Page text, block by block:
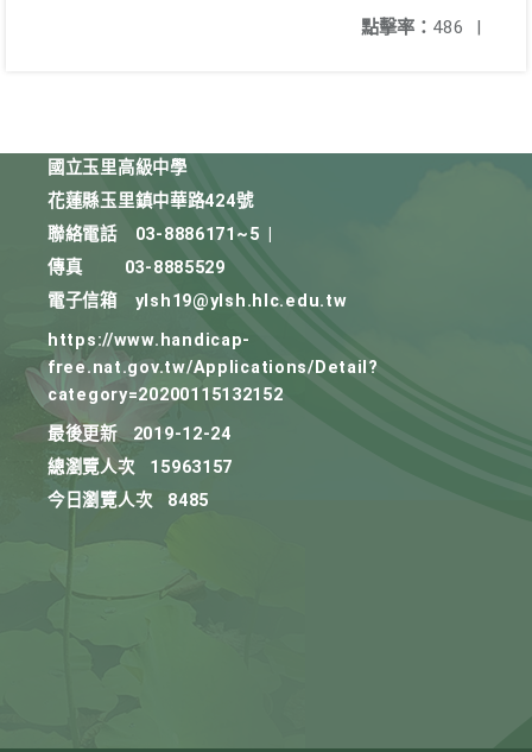
點擊率： 486 |
國立玉里高級中學
花蓮縣玉里鎮中華路424號
聯絡電話
03-8886171~5
傳真
03-8885529
電子信箱
ylsh19@ylsh.hlc.edu.tw
https://www.handicap-
free.nat.gov.tw/Applications/Detail?
category=20200115132152
最後更新
2019-12-24
總瀏覽人次
15963157
今日瀏覽人次
8485